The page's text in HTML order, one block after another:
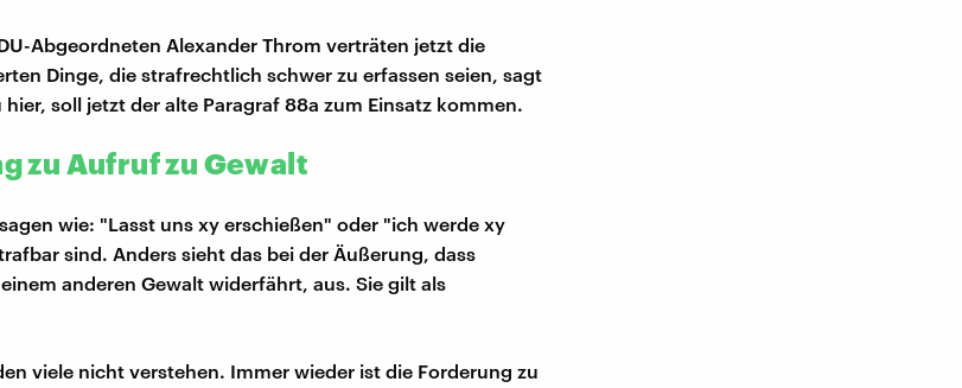
Abgeordneten Alexander Throm verträten jetzt die
Dinge, die strafrechtlich schwer zu erfassen seien, sagt
soll jetzt der alte Paragraf 88a zum Einsatz kommen.
zu Aufruf zu Gewalt
wie: "Lasst uns xy erschießen" oder "ich werde xy
sind. Anders sieht das bei der Äußerung, dass
anderen Gewalt widerfährt, aus. Sie gilt als
viele nicht verstehen. Immer wieder ist die Forderung zu